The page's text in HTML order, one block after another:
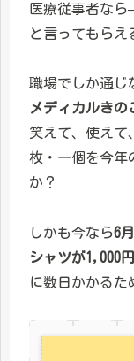
医療従事者な
と言ってもらえ
職場でしか通じ
メディカルきの
笑えて、使えて
枚・一個を今年
か？
しかも今なら6
シャツが1,000
に数日かかるた